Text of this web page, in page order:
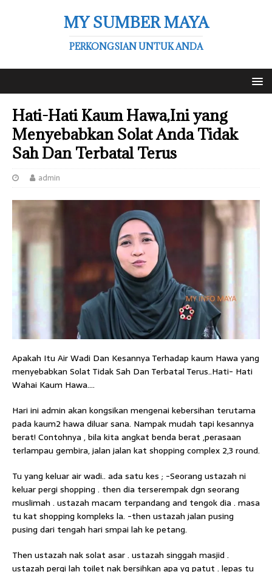
MY SUMBER MAYA
PERKONGSIAN UNTUK ANDA
Hati-Hati Kaum Hawa,Ini yang
Menyebabkan Solat Anda Tidak
Sah Dan Terbatal Terus
admin
Apakah Itu Air Wadi Dan Kesannya Terhadap kaum Hawa yang
menyebabkan Solat Tidak Sah Dan Terbatal Terus..Hati- Hati
Wahai Kaum Hawa….
Hari ini admin akan kongsikan mengenai kebersihan terutama
pada kaum2 hawa diluar sana. Nampak mudah tapi kesannya
berat! Contohnya , bila kita angkat benda berat ,perasaan
terlampau gembira, jalan jalan kat shopping complex 2,3 round.
Tu yang keluar air wadi.. ada satu kes ; -Seorang ustazah ni
keluar pergi shopping . then dia terserempak dgn seorang
muslimah . ustazah macam terpandang and tengok dia . masa
tu kat shopping kompleks la. -then ustazah jalan pusing
pusing dari tengah hari smpai lah ke petang.
Then ustazah nak solat asar . ustazah singgah masjid .
ustazah pergi lah toilet nak bersihkan apa yg patut . lepas tu